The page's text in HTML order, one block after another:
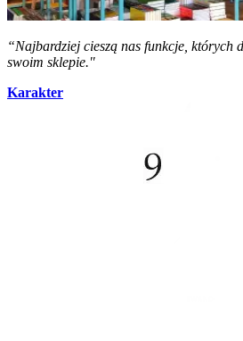
“Najbardziej cieszą nas funkcje, których
swoim sklepie."
Karakter